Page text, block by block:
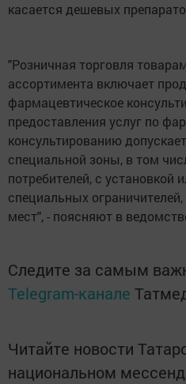
касается дешевых
"Розничная торговля
ассортимента включает
фармацевтическое
предоставления услуг по
консультированию
специальной зоны, в том
потребителей, с установкой
специальных
мест", - поясняют в
Следите за самым
Telegram-канале
Читайте новости
национальном